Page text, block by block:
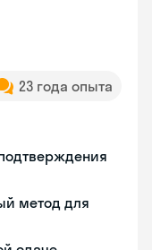
23 года опыта
метод для